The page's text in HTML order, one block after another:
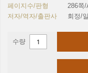
페이지수/판형
286쪽/
저자/역자/출판사
회정/
수량